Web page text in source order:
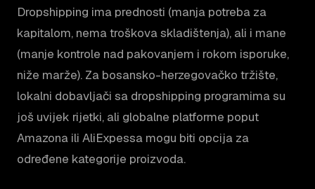
Dropshipping ima prednosti (manja potreba za
kapitalom, nema troškova skladištenja), ali i mane
(manje kontrole nad pakovanjem i rokom isporuke,
niže marže). Za bosansko-herzegovačko tržište,
lokalni dobavljači sa dropshipping programima su
još uvijek rijetki, ali globalne platforme poput
Amazona ili AliExpessa mogu biti opcija za
određene kategorije proizvoda.